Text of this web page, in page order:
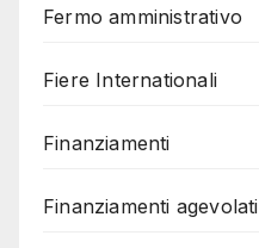
Fermo amministrativo
Fiere Internationali
Finanziamenti
Finanziamenti agevolati